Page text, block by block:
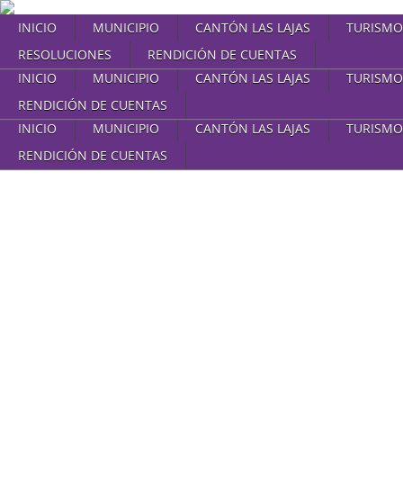
INICIO MUNICIPIO CANTÓN LAS LAJAS
TURISMO
RESOLUCIONES
RENDICIÓN DE CUENTAS